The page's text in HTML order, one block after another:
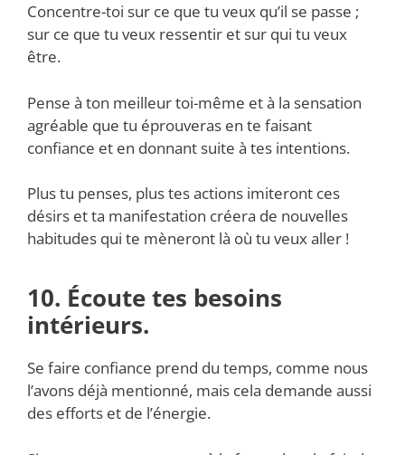
Concentre-toi sur ce que tu veux qu’il se passe ;
sur ce que tu veux ressentir et sur qui tu veux
être.
Pense à ton meilleur toi-même et à la sensation
agréable que tu éprouveras en te faisant
confiance et en donnant suite à tes intentions.
Plus tu penses, plus tes actions imiteront ces
désirs et ta manifestation créera de nouvelles
habitudes qui te mèneront là où tu veux aller !
10. Écoute tes besoins
intérieurs.
Se faire confiance prend du temps, comme nous
l’avons déjà mentionné, mais cela demande aussi
des efforts et de l’énergie.